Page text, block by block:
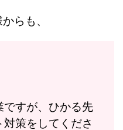
らも、
ですが、ひかる先
策をしてくださ